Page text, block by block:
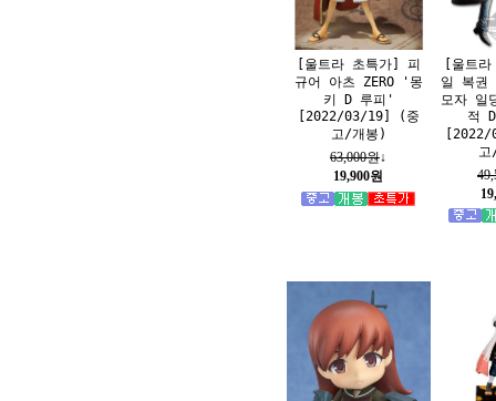
[울트라 초특가] 피
규어 아츠 ZERO '몽
키 D 루피'
[2022/03/19] (중
고/개봉)
63,000원↓
19,900원
[울트
일 복권
모자 일
적